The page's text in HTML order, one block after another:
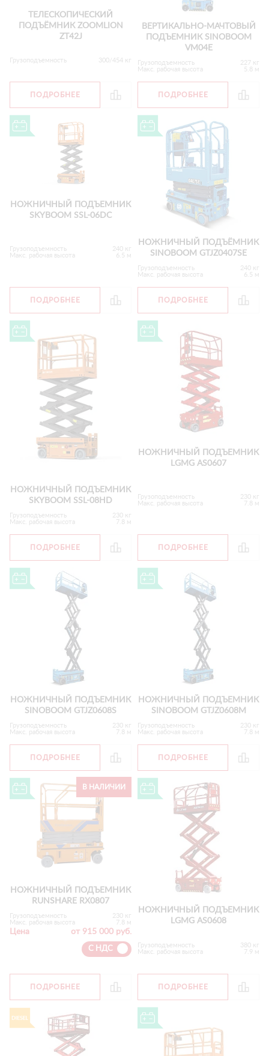
ТЕЛЕСКОПИЧЕСКИЙ
ПОДЪЁМНИК ZOOMLION
ZT42J
Грузоподъемность 300/454 кг
ПОДРОБНЕЕ
ВЕРТИКАЛЬНО-МАЧТОВЫЙ
ПОДЪЕМНИК SINOBOOM
VM04E
Грузоподъемность
227 кг
Макс. рабочая высота
5.8 м
ПОДРОБНЕЕ
НОЖНИЧНЫЙ ПОДЪЕМНИК
SKYBOOM SSL-06DC
Грузоподъемность
240 кг
Макс. рабочая высота
6.5 м
ПОДРОБНЕЕ
НОЖНИЧНЫЙ ПОДЪЁМНИК
SINOBOOM GTJZ0407SE
Грузоподъемность
240 кг
Макс. рабочая высота
6.5 м
ПОДРОБНЕЕ
НОЖНИЧНЫЙ ПОДЪЕМНИК
SKYBOOM SSL-08HD
Грузоподъемность
230 кг
Макс. рабочая высота
7.8 м
ПОДРОБНЕЕ
НОЖНИЧНЫЙ ПОДЪЕМНИК
LGMG AS0607
Грузоподъемность
230 кг
Макс. рабочая высота
7.8 м
ПОДРОБНЕЕ
НОЖНИЧНЫЙ ПОДЪЕМНИК
SINOBOOM GTJZ0608S
Грузоподъемность
230 кг
Макс. рабочая высота
7.8 м
ПОДРОБНЕЕ
НОЖНИЧНЫЙ ПОДЪЕМНИК
SINOBOOM GTJZ0608M
Грузоподъемность
230 кг
Макс. рабочая высота
7.8 м
ПОДРОБНЕЕ
В НАЛИЧИИ
НОЖНИЧНЫЙ ПОДЪЕМНИК
RUNSHARE RX0807
Грузоподъемность
230 кг
Макс. рабочая высота
7.8 м
Цена от 915 000 руб.
С НДС
ПОДРОБНЕЕ
НОЖНИЧНЫЙ ПОДЪЕМНИК
LGMG AS0608
Грузоподъемность
380 кг
Макс. рабочая высота
7.9 м
ПОДРОБНЕЕ